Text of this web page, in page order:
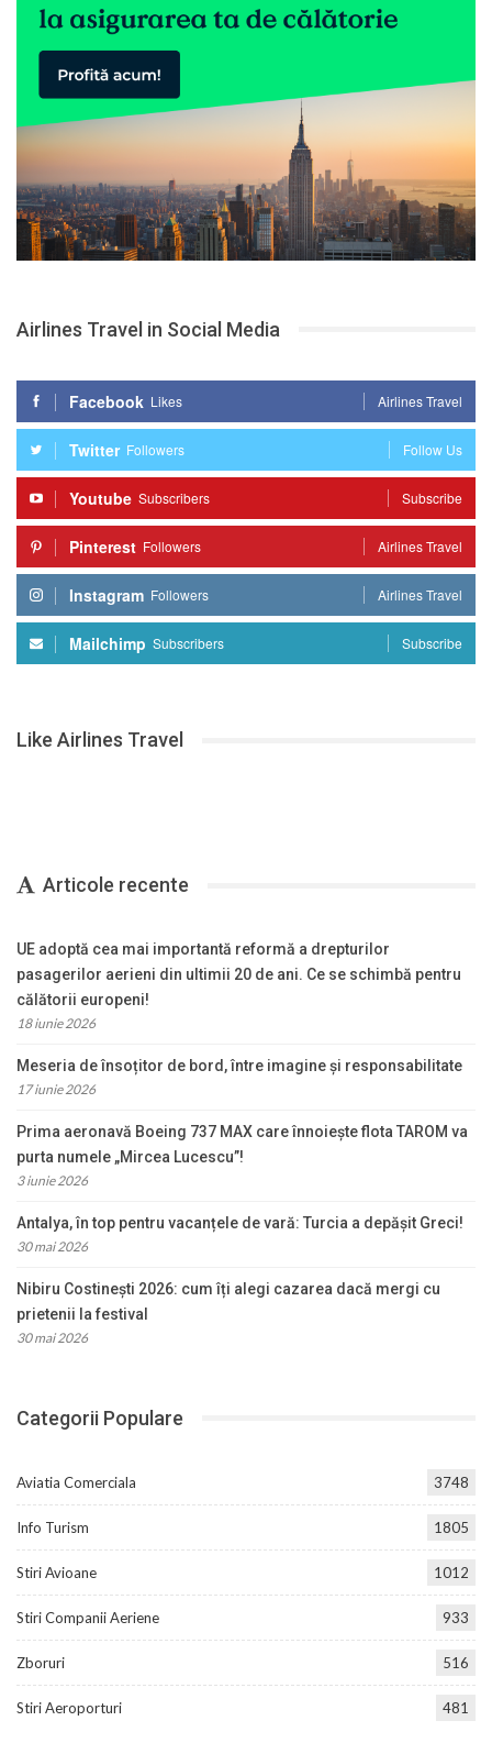
Airlines Travel in Social Media
Facebook Likes Airlines Travel
Twitter Followers Follow Us
Youtube Subscribers Subscribe
Pinterest Followers Airlines Travel
Instagram Followers Airlines Travel
Mailchimp Subscribers Subscribe
Like Airlines Travel
Articole recente
UE adoptă cea mai importantă reformă a drepturilor
pasagerilor aerieni din ultimii 20 de ani. Ce se schimbă pentru
călătorii europeni!
18 iunie 2026
Meseria de însoțitor de bord, între imagine și responsabilitate
17 iunie 2026
Prima aeronavă Boeing 737 MAX care înnoiește flota TAROM va
purta numele „Mircea Lucescu”!
3 iunie 2026
Antalya, în top pentru vacanțele de vară: Turcia a depășit Greci!
30 mai 2026
Nibiru Costinești 2026: cum îți alegi cazarea dacă mergi cu
prietenii la festival
30 mai 2026
Categorii Populare
Aviatia Comerciala 3748
Info Turism 1805
Stiri Avioane 1012
Stiri Companii Aeriene 933
Zboruri 516
Stiri Aeroporturi 481